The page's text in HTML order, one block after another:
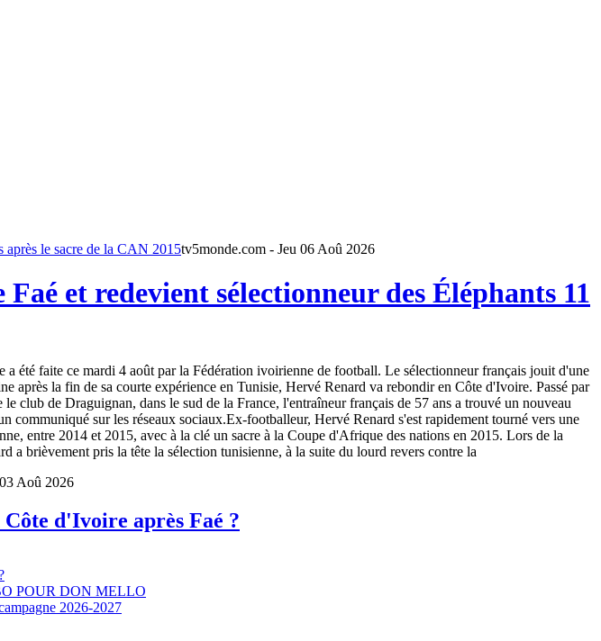
tv5monde.com - Jeu 06 Aoû 2026
et redevient sélectionneur des Éléphants 11
été faite ce mardi 4 août par la Fédération ivoirienne de football. Le sélectionneur français jouit d'une
après la fin de sa courte expérience en Tunisie, Hervé Renard va rebondir en Côte d'Ivoire. Passé par
de Draguignan, dans le sud de la France, l'entraîneur français de 57 ans a trouvé un nouveau
sur les réseaux sociaux.Ex-footballeur, Hervé Renard s'est rapidement tourné vers une
entre 2014 et 2015, avec à la clé un sacre à la Coupe d'Afrique des nations en 2015. Lors de la
a brièvement pris la tête la sélection tunisienne, à la suite du lourd revers contre la
Aoû 2026
d'Ivoire après Faé ?
POUR DON MELLO
2026-2027